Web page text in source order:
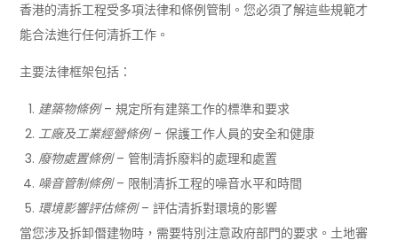
香港的清拆工程受多項法律和條例管制。您必須了解這些規範才
能合法進行任何清拆工作。
主要法律框架包括：
建築物條例– 規定所有建築工作的標準和要求
工廠及工業經營條例– 保護工作人員的安全和健康
廢物處置條例– 管制清拆廢料的處理和處置
噪音管制條例– 限制清拆工程的噪音水平和時間
環境影響評估條例– 評估清拆對環境的影響
當您涉及拆卸僭建物時，需要特別注意政府部門的要求。土地審